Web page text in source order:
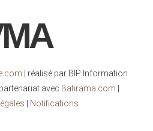
| réalisé par BIP Information
avec Batirama.com
Notifications